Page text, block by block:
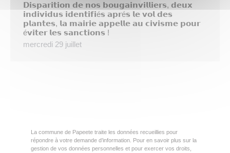
𝗗𝗶𝘀𝗽𝗮𝗿𝗶𝘁𝗶𝗼𝗻 𝗱𝗲 𝗻𝗼𝘀 𝗯𝗼𝘂𝗴𝗮𝗶𝗻𝘃𝗶𝗹𝗹𝗶𝗲𝗿𝘀, 𝗱𝗲𝘂𝘅
𝗶𝗻𝗱𝗶𝘃𝗶𝗱𝘂𝘀 𝗶𝗱𝗲𝗻𝘁𝗶𝗳𝗶é𝘀 𝗮𝗽𝗿é𝘀 𝗹𝗲 𝘃𝗼𝗹 𝗱𝗲𝘀
𝗽𝗹𝗮𝗻𝘁𝗲𝘀, 𝗹𝗮 𝗺𝗮𝗶𝗿𝗶𝗲 𝗮𝗽𝗽𝗲𝗹𝗹𝗲 𝗮𝘂 𝗰𝗶𝘃𝗶𝘀𝗺𝗲 𝗽𝗼𝘂𝗿
é𝘃𝗶𝘁𝗲𝗿 𝗹𝗲𝘀 𝘀𝗮𝗻𝗰𝘁𝗶𝗼𝗻𝘀 !
mercredi 29 juillet
La commune de Papeete traite les données recueillies pour
répondre à votre demande d’information. Pour en savoir plus sur la
gestion de vos données personnelles et pour exercer vos droits,